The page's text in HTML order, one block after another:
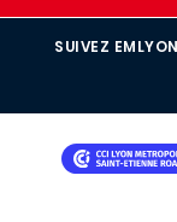
SUIVEZ
IMAGE